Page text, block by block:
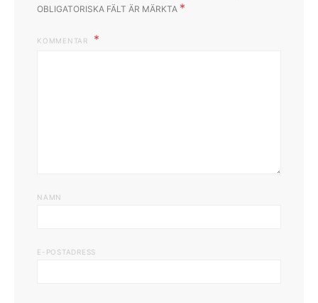
OBLIGATORISKA FÄLT ÄR MÄRKTA *
KOMMENTAR
NAMN
E-POSTADRESS